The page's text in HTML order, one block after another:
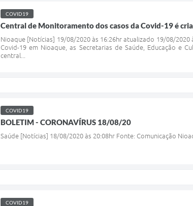
COVID19
Central de Monitoramento dos casos da Covid-19 é
Nioaque [Notícias] 19/08/2020 às 16:26hr atualizado 19/08/
Covid-19 em Nioaque, as Secretarias de Saúde, Educação e
central...
COVID19
BOLETIM - CORONAVÍRUS 18/08/20
Saúde [Notícias] 18/08/2020 às 20:08hr Fonte: Comunicação
COVID19